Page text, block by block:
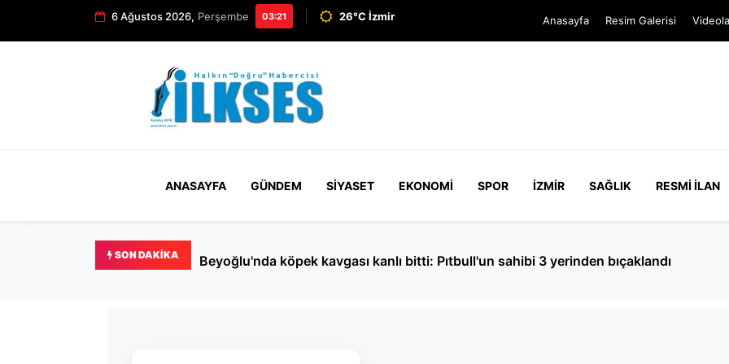
6 Ağustos 2026, Perşembe 03:21 26°C İzmir Anasayfa Resim Galerisi
ANASAYFA GÜNDEM SIYASET EKONOMI SPOR İZMIR SAĞLIK RESMI İLAN
SON DAKIKA Beyoğlu'nda köpek kavgası kanlı bitti: Pıtbull'un sahibi 3 yerinden bıçaklandı